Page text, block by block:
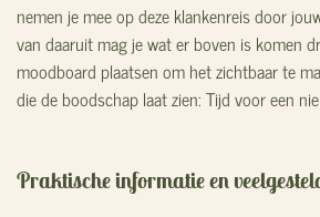
nemen je mee op deze klankenreis door
van daaruit mag je wat er boven is komen
moodboard plaatsen om het zichtbaar te
die de boodschap laat zien: Tijd voor een
Praktische informatie en